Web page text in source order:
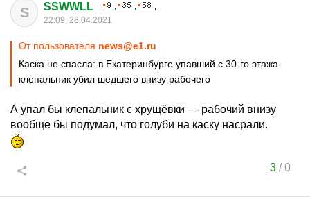
S SSWWLL
22:09, 28.04.2021
От пользователя news@e1.ru
Каска не спасла: в Екатеринбурге упавший с 30-го этажа
клепальник убил шедшего внизу рабочего
А упал бы клепальник с хрущёвки — рабочий внизу
вообще бы подумал, что голуби на каску насрали.
3/0